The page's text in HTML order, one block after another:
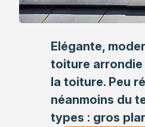
Elégante,
toiture arrondie
la toiture. Peu
néanmoins du
types : gros